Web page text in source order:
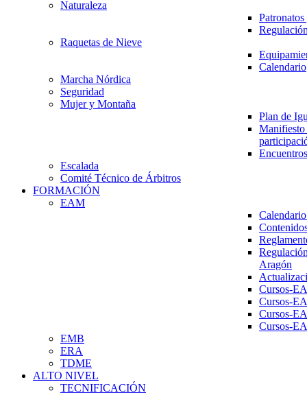
Naturaleza
Raquetas de Nieve
Calendario
Marcha Nórdica
Seguridad
Mujer y Montaña
Plan de
Escalada
Comité Técnico de Árbitros
FORMACIÓN
EAM
Aragón
Cursos-
Cursos-
Cursos-
Cursos-
EMB
ERA
TDME
ALTO NIVEL
TECNIFICACIÓN